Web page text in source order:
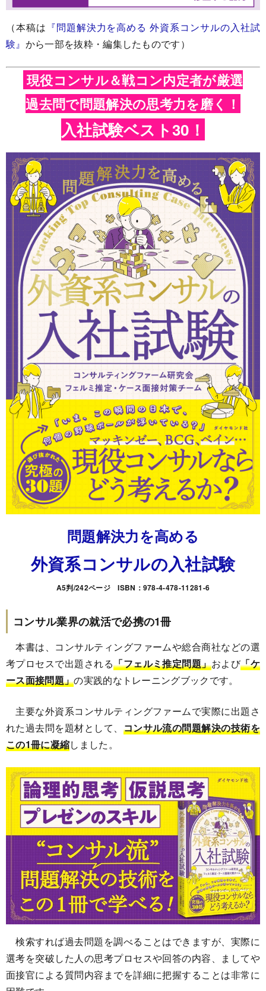
（本稿は 『問題解決力を高める 外資系コンサルの入社試
験』 から一部を抜粋・編集したものです）
現役コンサル＆戦コン内定者が厳選
過去問で問題解決の思考力を磨く！
入社試験ベスト30！
問題解決力を高める
外資系コンサルの入社試験
A5判/242ページ ISBN：978-4-478-11281-6
コンサル業界の就活で必携の1冊
本書は、コンサルティングファームや総合商社などの選
考プロセスで出題される「フェルミ推定問題」および「ケ
ース面接問題」の実践的なトレーニングブックです。
主要な外資系コンサルティングファームで実際に出題さ
れた過去問を題材として、 コンサル流の問題解決の技術を
この1冊に凝縮しました。
検索すれば過去問題を調べることはできますが、実際に
選考を突破した人の思考プロセスや回答の内容、ましてや
面接官による質問内容までを詳細に把握することは非常に